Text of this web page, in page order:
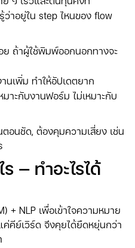
ว่าอยู่ใน step ไหนของ flow
ย ถ้าผู้ใช้พิมพ์ออกนอกทางจะ
นเพิ่ม ทำให้อัปเดตยาก
าะกับงานฟอร์ม ไม่เหมาะกับ
อนชัด, ต้องคุมความเสี่ยง เช่น
— ทำอะไรได้
+ NLP เพื่อเข้าใจความหมาย
คีย์เวิร์ด จึงคุยได้ยืดหยุ่นกว่า